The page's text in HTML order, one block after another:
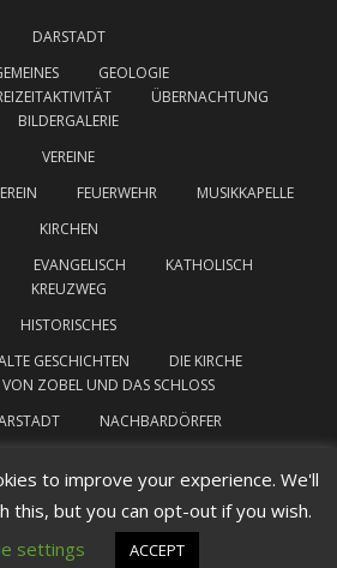
DARSTADT
GEOLOGIE
ÜBERNACHTUNG
BILDERGALERIE
VEREINE
FEUERWEHR
MUSIKKAPELLE
KIRCHEN
EVANGELISCH
KATHOLISCH
KREUZWEG
HISTORISCHES
GESCHICHTEN
DIE KIRCHE
VON ZOBEL UND DAS SCHLOSS
NACHBARDÖRFER
LINKS
to improve your experience. We'll
this, but you can opt-out if you wish.
settings
ACCEPT